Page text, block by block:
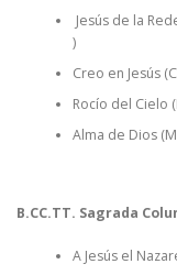
Jesús de la
)
Creo en Jesús
Rocío del Cielo
Alma de Dios
B.CC.TT. Sagrada
A Jesús el